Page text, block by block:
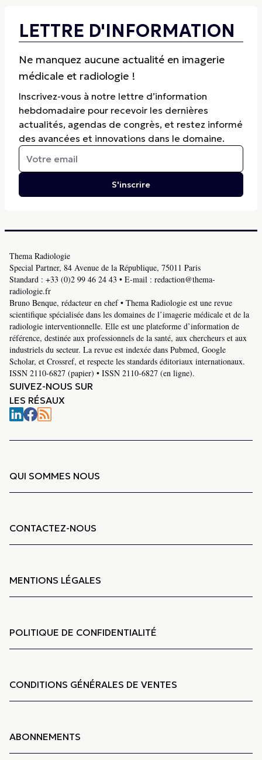
LETTRE D'INFORMATION
Ne manquez aucune actualité en imagerie
médicale et radiologie !
Inscrivez-vous à notre lettre d’information
hebdomadaire pour recevoir les dernières
actualités, agendas de congrès, et restez informé
des avancées et innovations dans le domaine.
S'inscrire
Thema Radiologie
Special Partner, 84 Avenue de la République, 75011 Paris
Standard : +33 (0)2 99 46 24 43 • E-mail : redaction@thema-
radiologie.fr
Bruno Benque, rédacteur en chef • Thema Radiologie est une revue
scientifique spécialisée dans les domaines de l’imagerie médicale et de la
radiologie interventionnelle. Elle est une plateforme d’information de
référence, destinée aux professionnels de la santé, aux chercheurs et aux
industriels du secteur. La revue est indexée dans Pubmed, Google
Scholar, et Crossref, et respecte les standards éditoriaux internationaux.
ISSN 2110-6827 (papier) • ISSN 2110-6827 (en ligne).
SUIVEZ-NOUS SUR
LES RÉSAUX
QUI SOMMES NOUS
CONTACTEZ-NOUS
MENTIONS LÉGALES
POLITIQUE DE CONFIDENTIALITÉ
CONDITIONS GÉNÉRALES DE VENTES
ABONNEMENTS